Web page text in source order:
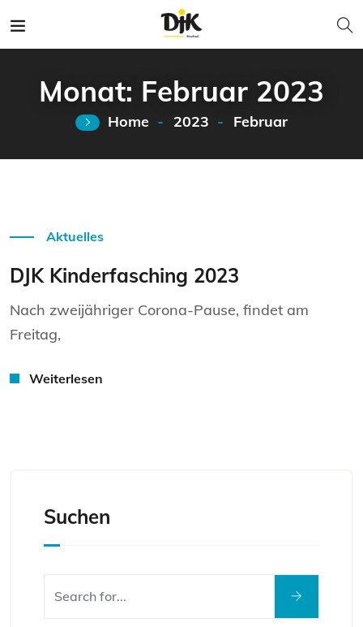
Monat: Februar 2023
Home 2023 Februar
Aktuelles
DJK Kinderfasching 2023
Nach zweijähriger Corona-Pause, findet am
Freitag,
Weiterlesen
Suchen